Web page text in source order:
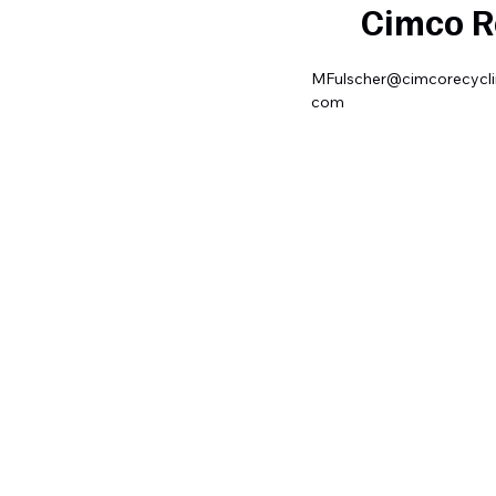
Cimco
com